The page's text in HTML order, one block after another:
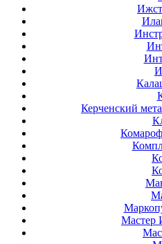
Керченский
Мастер